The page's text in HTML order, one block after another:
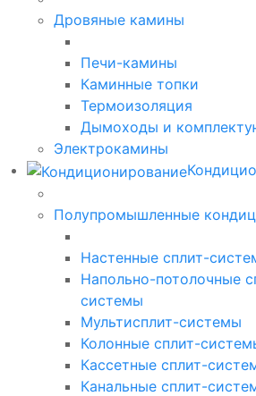
Дровяные камины
Печи-камины
Каминные топки
Термоизоляция
Дымоходы и
Электрокамины
Полупромышленные
Настенные сплит-
Напольно-потолочные
системы
Мультисплит-системы
Колонные сплит-
Кассетные сплит-
Канальные сплит-